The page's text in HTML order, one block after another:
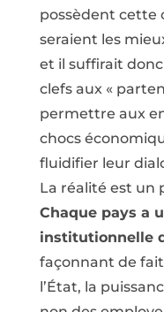
possèdent cette
seraient les
et il suffirait donc
clefs aux «
permettre aux
chocs
fluidifier leur
La réalité est un
Chaque pays a
institutionnelle
façonnant de fait
l’État, la